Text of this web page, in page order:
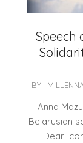
Speech
2020-
BY:
Anna
Belarusian
Dear